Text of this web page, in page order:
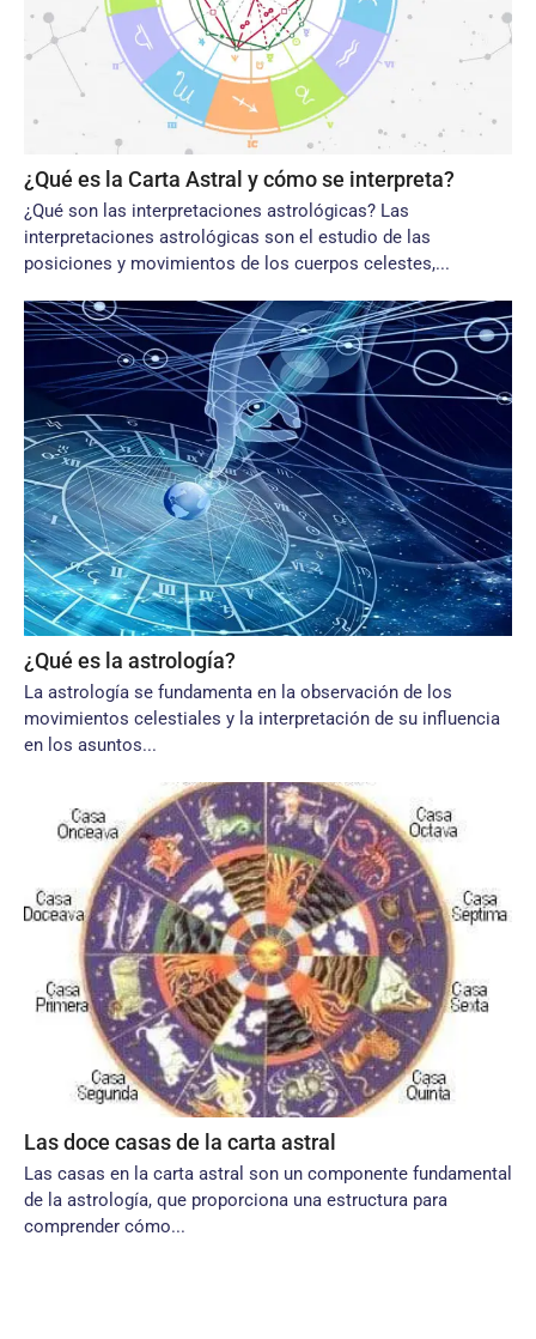
¿Qué es la Carta Astral y cómo se interpreta?
¿Qué son las interpretaciones astrológicas? Las
interpretaciones astrológicas son el estudio de las
posiciones y movimientos de los cuerpos celestes,...
¿Qué es la astrología?
La astrología se fundamenta en la observación de los
movimientos celestiales y la interpretación de su influencia
en los asuntos...
Las doce casas de la carta astral
Las casas en la carta astral son un componente fundamental
de la astrología, que proporciona una estructura para
comprender cómo...